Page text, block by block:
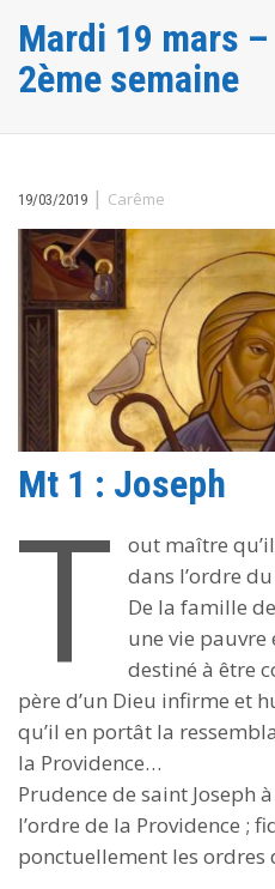
Mardi 19 mars –
2ème semaine
19/03/2019 | Carême
Mt 1 : Joseph
T
out maître
dans l’ordre
De la famille
une vie pauvre
destiné à être
père d’un Dieu infirme et
qu’il en portât la
la Providence…
Prudence de saint Joseph
l’ordre de la Providence ;
ponctuellement les ordres